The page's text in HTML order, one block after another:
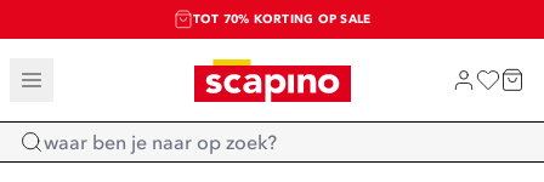
TOT 70% KORTING OP SALE
SALE: LAATSTE KANS!
SHOP NIEUW
Home